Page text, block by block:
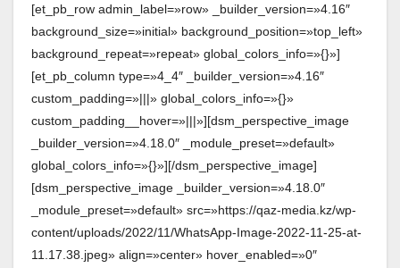
[et_pb_row admin_label=»row» _builder_version=»4.16″
background_size=»initial» background_position=»top_left»
background_repeat=»repeat» global_colors_info=»{}»]
[et_pb_column type=»4_4″ _builder_version=»4.16″
custom_padding=»|||» global_colors_info=»{}»
custom_padding__hover=»|||»][dsm_perspective_image
_builder_version=»4.18.0″ _module_preset=»default»
global_colors_info=»{}»][/dsm_perspective_image]
[dsm_perspective_image _builder_version=»4.18.0″
_module_preset=»default» src=»https://qaz-media.kz/wp-
content/uploads/2022/11/WhatsApp-Image-2022-11-25-at-
11.17.38.jpeg» align=»center» hover_enabled=»0″